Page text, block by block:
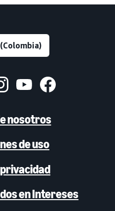
nosotros
de uso
en Intereses